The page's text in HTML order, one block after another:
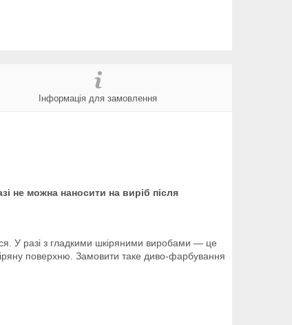
Інформація для замовлення
не можна наносити на виріб після
У разі з гладкими шкіряними виробами — це
поверхню. Замовити таке диво-фарбування